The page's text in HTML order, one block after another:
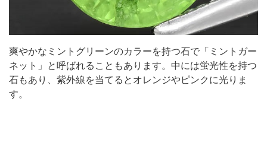
爽やかなミントグリーンのカラーを持つ石で「ミントガー
ネット」と呼ばれることもあります。中には蛍光性を持つ
石もあり、紫外線を当てるとオレンジやピンクに光りま
す。